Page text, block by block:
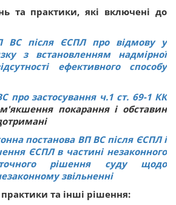
та практики, які включені до
ВС після ЄСПЛ про відмову у
з встановленням надмірної
ефективного способу
про застосування ч.1 ст. 69-1 КК
покарання і обставин
постанова ВП ВС після ЄСПЛ і
ЄСПЛ в частині незаконного
рішення суду щодо
звільненні
та інші рішення: